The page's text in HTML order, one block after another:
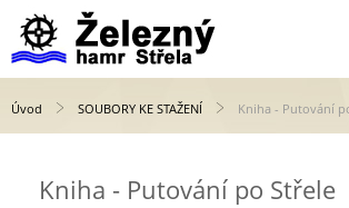
Úvod SOUBORY KE STAŽENÍ Kniha - Putování
Kniha - Putování po Střele